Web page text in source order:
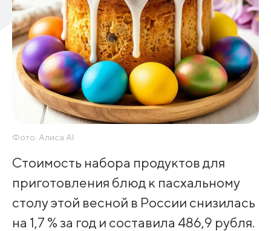
Фото: Алиса AI
Стоимость набора продуктов для
приготовления блюд к пасхальному
столу этой весной в России снизилась
на 1,7 % за год и составила 486,9 рубля.